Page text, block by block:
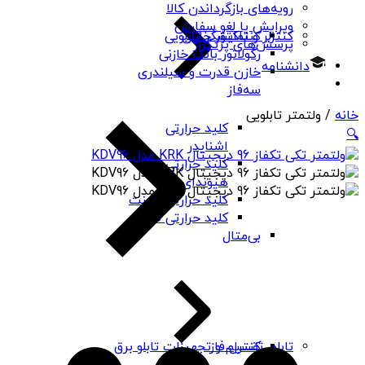
کلید حرارتی
اشنایدر
کلید حرارتی
هیوندای
کلید حرارتی چینت
کلید حرارتی PNS
بی‌متال
کنتاکتور خازنی
رگولاتور بانک خازنی
خازن قدرت و سیلندری
سه‌فاز
کنترلر و نمایشگر تابلویی
کنترل فاز
تابلو، تقسیم و تجهیزات تابلو برق
رویه‌های بازگرداندن کالا
ویرایش یا لغو سفارش
پرسش‌های پرتکرار
دانشنامه
خانه / ولتمتر تابلویی
🔍